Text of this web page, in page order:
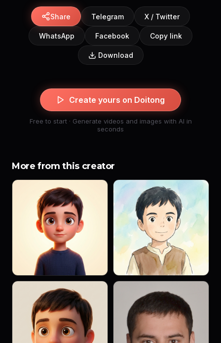
Share Telegram X / Twitter
WhatsApp Facebook Copy link
Download
Create yours on Doitong
Free to start · Generate videos and images with AI in
seconds
More from this creator